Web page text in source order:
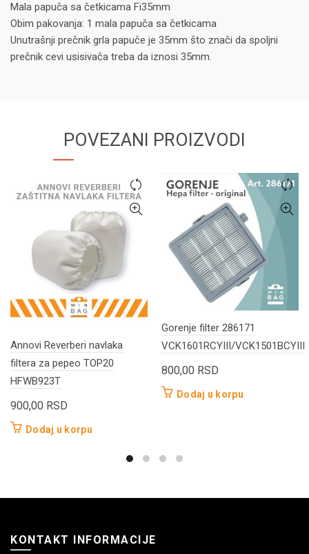
Mala papuča sa četkicama Fi35mm
Obim pakovanja: 1 mala papuča sa četkicama
Unutrašnji prečnik grla papuče je 35mm što znači da spoljni
prečnik cevi usisivača treba da iznosi 35mm.
POVEZANI PROIZVODI
Annovi Reverberi navlaka
filtera za pepeo TOP20
HFWB923T
900,00 RSD
Dodaj u korpu
Gorenje filter 286171
VCK1601RCYIII/VCK1501BCYIII
800,00 RSD
Dodaj u korpu
KONTAKT INFORMACIJE